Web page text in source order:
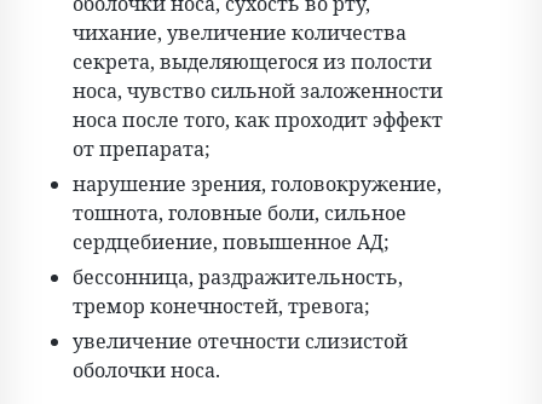
чихание, увеличение количества
секрета, выделяющегося из полости
носа, чувство сильной заложенности
носа после того, как проходит эффект
от препарата;
нарушение зрения, головокружение,
тошнота, головные боли, сильное
сердцебиение, повышенное АД;
бессонница, раздражительность,
тремор конечностей, тревога;
увеличение отечности слизистой
оболочки носа.